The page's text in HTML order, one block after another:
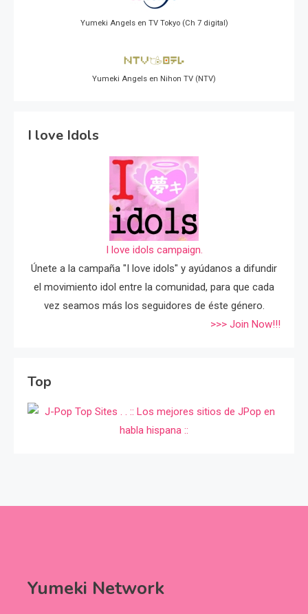
Yumeki Angels en TV Tokyo (Ch 7 digital)
Yumeki Angels en Nihon TV (NTV)
I love Idols
I love idols campaign.
Únete a la campaña "I love idols" y ayúdanos a difundir
el movimiento idol entre la comunidad, para que cada
vez seamos más los seguidores de éste género.
>>> Join Now!!!
Top
Yumeki Network